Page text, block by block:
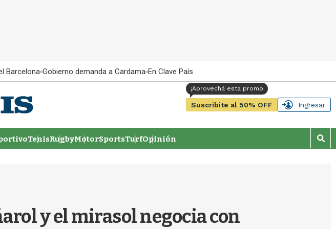
Barcelona Gobierno demanda a Cardama En Clave País
Suscribite al 50% OFF Ingresar
TenisRugbyMotorSportsTurfOpinión
M
o
y el mirasol negocia con